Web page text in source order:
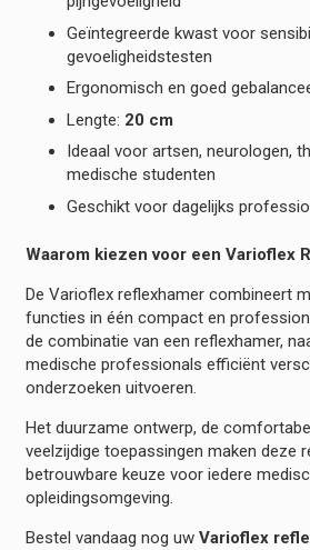
Geïntegreerde kwast voor
gevoeligheidstesten
Ergonomisch en goed
Lengte: 20 cm
Ideaal voor artsen, neurologen,
medische studenten
Geschikt voor dagelijks
Waarom kiezen voor een Varioflex
De Varioflex reflexhamer combineert
functies in één compact en
de combinatie van een reflexhamer,
medische professionals efficiënt
onderzoeken uitvoeren.
Het duurzame ontwerp, de
veelzijdige toepassingen maken deze
betrouwbare keuze voor iedere
opleidingsomgeving.
Bestel vandaag nog uw Varioflex